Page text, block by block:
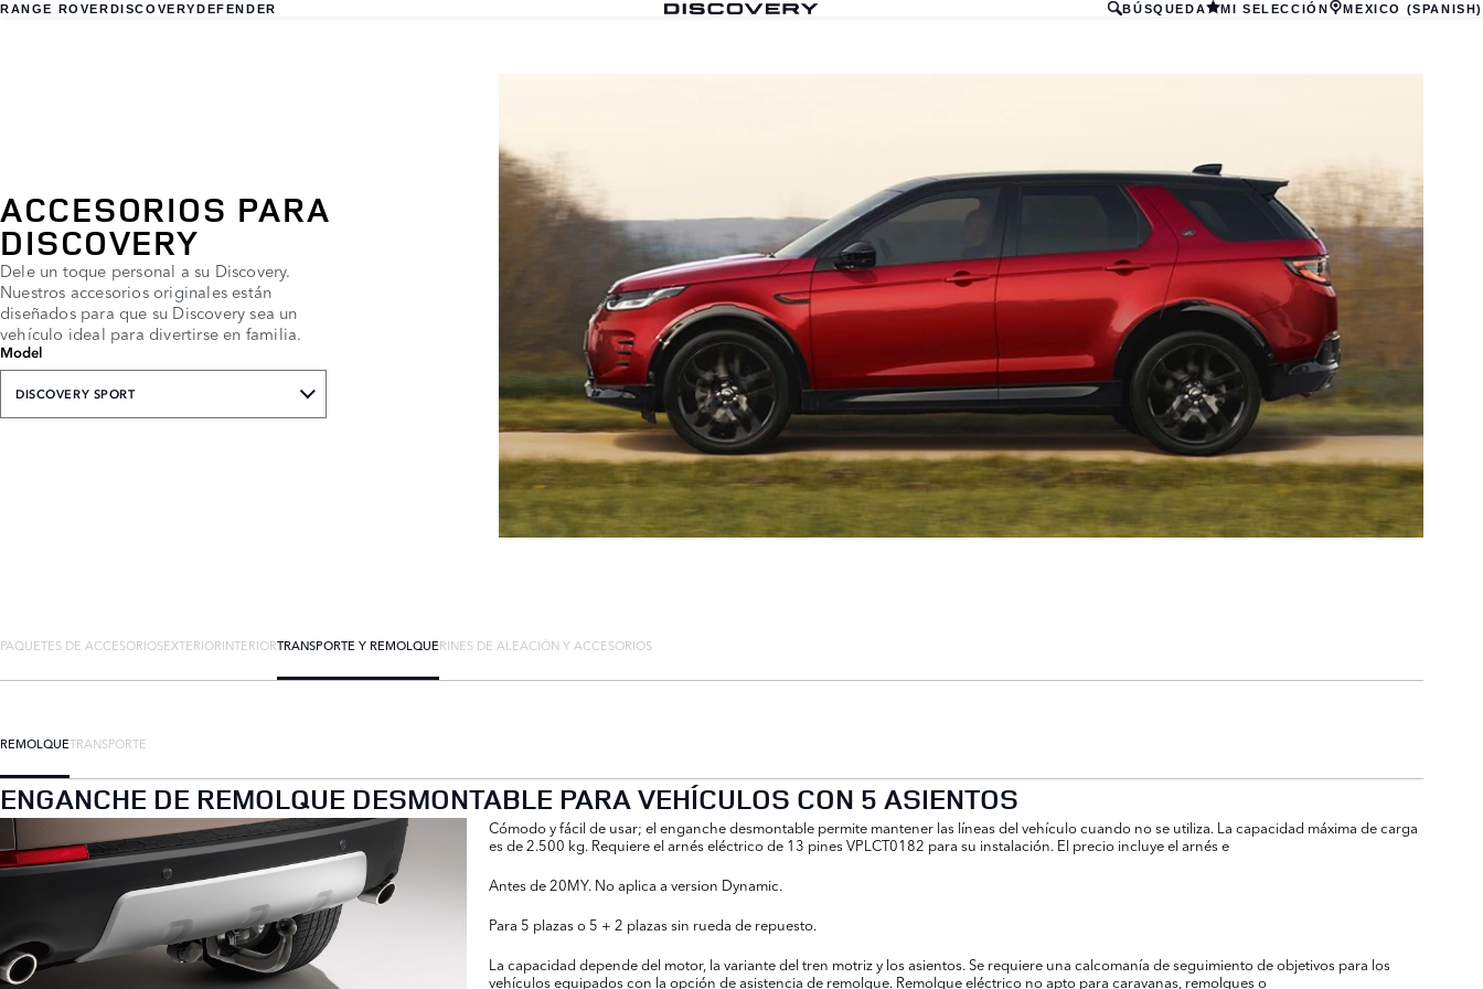
RANGE ROVERDISCOVERYDEFENDER BÚSQUEDA MI SELECCIÓN MEXICO (SPANISH)
ACCESORIOS PARA
DISCOVERY
Dele un toque personal a su Discovery.
Nuestros accesorios originales están
diseñados para que su Discovery sea un
vehículo ideal para divertirse en familia.
Model
DISCOVERY SPORT
PAQUETES DE ACCESORIOSEXTERIORINTERIORTRANSPORTE Y REMOLQUERINES DE ALEACIÓN Y ACCESORIOS
REMOLQUETRANSPORTE
ENGANCHE DE REMOLQUE DESMONTABLE PARA VEHÍCULOS CON 5 ASIENTOS
Cómodo y fácil de usar; el enganche desmontable permite mantener las líneas del vehículo cuando no se utiliza. La capacidad máxima de carga
es de 2.500 kg. Requiere el arnés eléctrico de 13 pines VPLCT0182 para su instalación. El precio incluye el arnés e
Antes de 20MY. No aplica a version Dynamic.
Para 5 plazas o 5 + 2 plazas sin rueda de repuesto.
La capacidad depende del motor, la variante del tren motriz y los asientos. Se requiere una calcomanía de seguimiento de objetivos para los
vehículos equipados con la opción de asistencia de remolque. Remolque eléctrico no apto para caravanas, remolques o